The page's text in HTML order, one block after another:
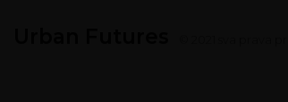
© 2021 sva prava